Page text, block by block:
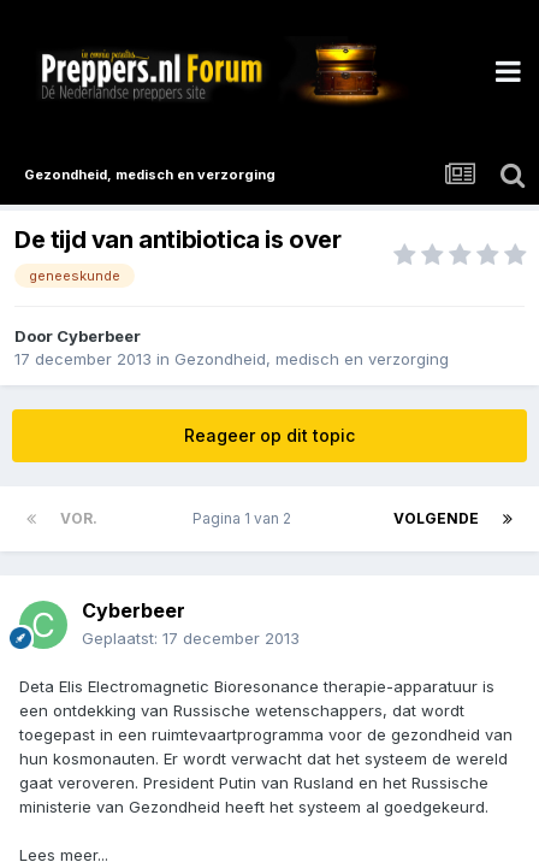
Gezondheid, medisch en verzorging
De tijd van antibiotica is over
geneeskunde
Door Cyberbeer
17 december 2013 in Gezondheid, medisch en verzorging
Reageer op dit topic
VOR. VOLGENDE
Pagina 1 van 2
Cyberbeer
Geplaatst: 17 december 2013
Deta Elis Electromagnetic Bioresonance therapie-apparatuur is
een ontdekking van Russische wetenschappers, dat wordt
toegepast in een ruimtevaartprogramma voor de gezondheid van
hun kosmonauten. Er wordt verwacht dat het systeem de wereld
gaat veroveren. President Putin van Rusland en het Russische
ministerie van Gezondheid heeft het systeem al goedgekeurd.
Lees meer...